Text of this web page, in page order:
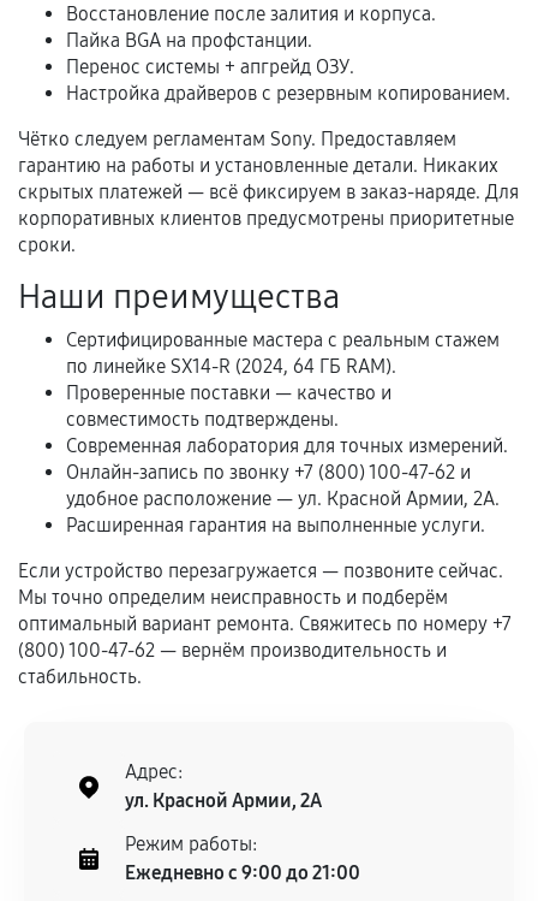
Когда гарантия не действует
Нарушение правил эксплуатации,
механические повреждения, попадание влаги,
перегрев, коррозия.
Самостоятельный ремонт или вмешательство
Естественный износ деталей, если иное не
Обращение после окончания гарантийного
срока.
Программные сбои, если это не указано в
отдельных условиях.
Если комплектующие куплены
самостоятельно
Гарантия на выполненные работы может
сохраняться полностью или частично, если
техническим параметрам и не имеют внешних
дефектов.
Установка была выполнена нашим сервисным
центром.
При этом гарантия на сами комплектующие
Восстановление после залития и корпуса.
Пайка BGA на профстанции.
Перенос системы + апгрейд ОЗУ.
Настройка драйверов с резервным копированием.
Чётко следуем регламентам Sony. Предоставляем
гарантию на работы и установленные детали. Никаких
скрытых платежей — всё фиксируем в заказ-наряде. Для
корпоративных клиентов предусмотрены приоритетные
сроки.
Наши преимущества
Сертифицированные мастера с реальным стажем
по линейке SX14-R (2024, 64 ГБ RAM).
Проверенные поставки — качество и
совместимость подтверждены.
Современная лаборатория для точных измерений.
Онлайн-запись по звонку +7 (800) 100-47-62 и
удобное расположение — ул. Красной Армии, 2А.
Расширенная гарантия на выполненные услуги.
Если устройство перезагружается — позвоните сейчас.
Мы точно определим неисправность и подберём
оптимальный вариант ремонта. Свяжитесь по номеру +7
(800) 100-47-62 — вернём производительность и
стабильность.
Адрес:
ул. Красной Армии, 2А
Режим работы:
Ежедневно с 9:00 до 21:00